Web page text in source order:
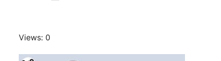
Views: 0